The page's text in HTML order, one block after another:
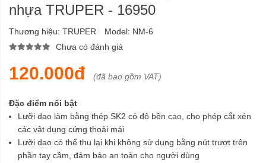
nhựa TRUPER - 16950
Thương hiệu: TRUPER Model: NM-6
Chưa có đánh giá
120.000đ (đã bao gồm VAT)
Đặc điểm nổi bật
Lưỡi dao làm bằng thép SK2 có độ bền cao, cho phép cắt xén
các vật dụng cứng thoải mái
Lưỡi dao có thể thu lại khi không sử dụng bằng nút trượt trên
phần tay cầm, đảm bảo an toàn cho người dùng